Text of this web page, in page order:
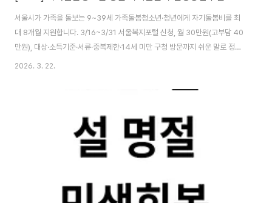
서울시가 가족을 돌보는 9~39세 가족돌봄청소년·청년에게 자기돌봄비를 최
대 8개월 지원합니다. 3/16~3/31 서울복지포털 신청, 월 30만원(고부담 40
만원), 대상·소득기준·서류·중복제한·14세 미만 구청 방문까지 쉬운 말로 정리.
서울시 지원금 월 30만 원(고부담 40만 원) 최대 8개월｜3/16~3/31 서울복
강)을 챙기기 어려운 청소년·청년이 있습니다.서울시는 이런 분들을 위해 ‘자기
원해주는 제도예요. ✅ 10초 요약(핵심만)신청기간: 2026. 3/16(10:00) ~
3/31(18:00)지원금: 월 30만 원(기본) / 40만 원(돌..
2026. 3. 22.